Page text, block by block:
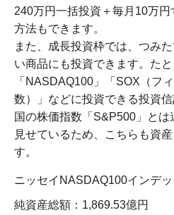
240万円一括投資＋毎月10万
方法もできます。
また、成長投資枠では、つみ
い商品にも投資できます。た
「NASDAQ100」「SOX（フ
数）」などに投資できる投資
国の株価指数「S&P500」と
見せているため、こちらも資
す。
ニッセイNASDAQ100インデ
純資産総額：1,869.53億円